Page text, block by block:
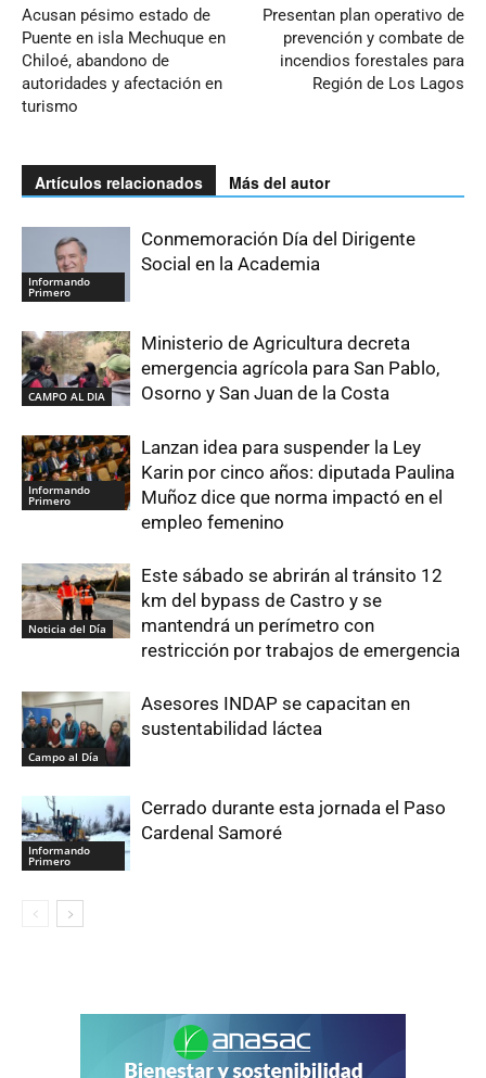
Acusan pésimo estado de
Puente en isla Mechuque en
Chiloé, abandono de
autoridades y afectación en
turismo
Presentan plan operativo de
prevención y combate de
incendios forestales para
Región de Los Lagos
Artículos relacionados Más del autor
Informando
Primero
Conmemoración Día del Dirigente
Social en la Academia
CAMPO AL DIA
Ministerio de Agricultura decreta
emergencia agrícola para San Pablo,
Osorno y San Juan de la Costa
Informando
Primero
Lanzan idea para suspender la Ley
Karin por cinco años: diputada Paulina
Muñoz dice que norma impactó en el
empleo femenino
Noticia del Día
Este sábado se abrirán al tránsito 12
km del bypass de Castro y se
mantendrá un perímetro con
restricción por trabajos de emergencia
Campo al Día
Asesores INDAP se capacitan en
sustentabilidad láctea
Informando
Primero
Cerrado durante esta jornada el Paso
Cardenal Samoré